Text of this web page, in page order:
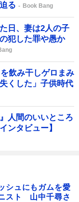
る
Book Bang
日、妻は2人の子
犯した罪や愚か
飲み干しゲロまみ
くした」子供時代
人間のいいところ
ンタビュー】
シュにもガムを愛
スト 山中千尋さ